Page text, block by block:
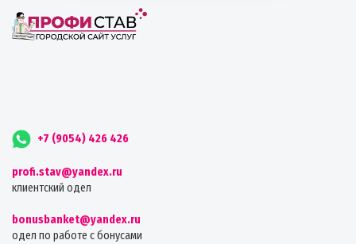
+7 (9054) 426 426
profi.stav@yandex.ru
клиентский одел
bonusbanket@yandex.ru
одел по работе с бонусами